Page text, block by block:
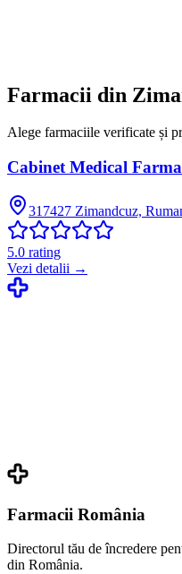
Farmacii din
Alege farmaciile verificate și
Cabinet Medical
317427 Zimandcuz,
5.0 rating
Vezi detalii →
Farmacii România
Directorul tău de încredere
din România.